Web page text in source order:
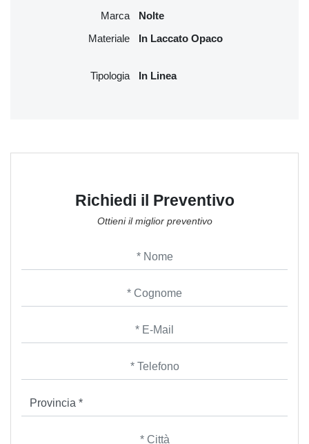
Richiedi il Preventivo
Ottieni il miglior preventivo
Marca Nolte
Materiale In Laccato Opaco
Tipologia In Linea